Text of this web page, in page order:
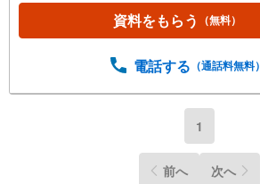
資料をもらう （無料）
電話する （通話料無料）
1
前へ 次へ